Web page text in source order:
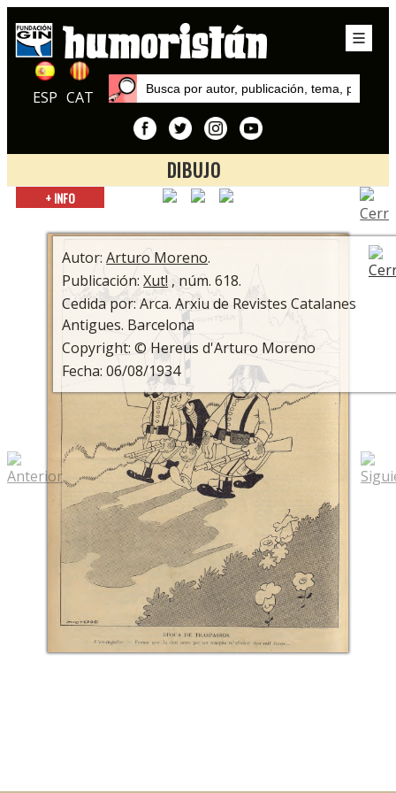
ESP CAT
DIBUJO
Inicio
Arturo Moreno
+ INFO
Autor:Arturo Moreno.
Publicación:Xut! , núm. 618.
Cedida por: Arca. Arxiu de Revistes Catalanes
Antigues. Barcelona
Copyright: © Hereus d'Arturo Moreno
Fecha: 06/08/1934